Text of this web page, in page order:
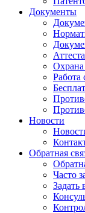
Документы
Охрана
Новости
Обратная
Часто
Задать